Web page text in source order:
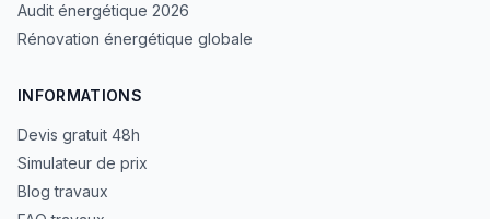
Audit énergétique 2026
Rénovation énergétique globale
INFORMATIONS
Devis gratuit 48h
Simulateur de prix
Blog travaux